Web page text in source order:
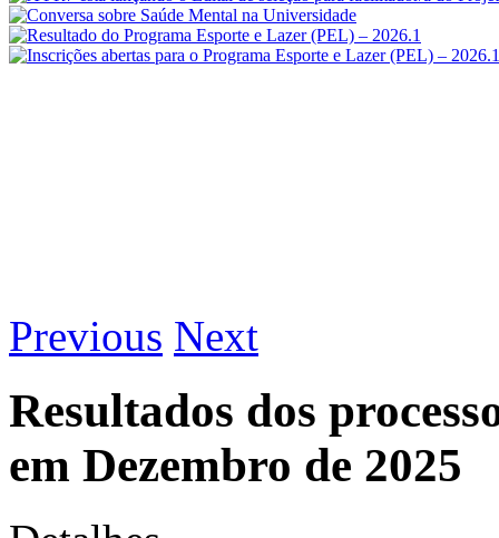
Previous Next
Resultados dos
em Dezembro de 2025